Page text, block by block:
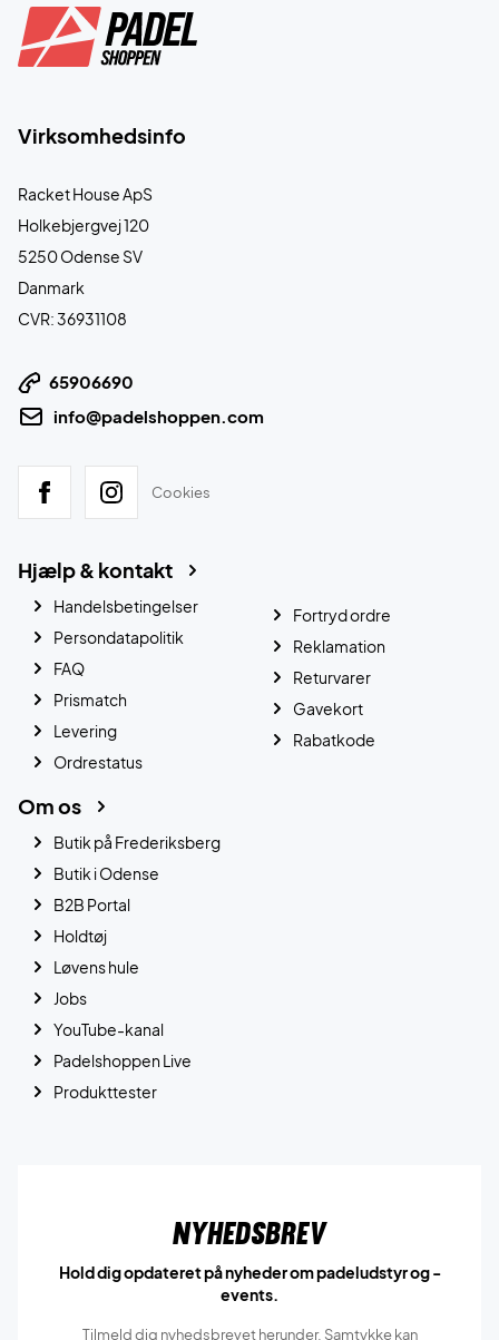
Virksomhedsinfo
Racket House ApS
Holkebjergvej 120
5250 Odense SV
Danmark
CVR: 36931108
65906690
info@padelshoppen.com
Cookies
Hjælp & kontakt
Handelsbetingelser
Persondatapolitik
FAQ
Prismatch
Levering
Ordrestatus
Fortryd ordre
Reklamation
Returvarer
Gavekort
Rabatkode
Om os
Butik på Frederiksberg
Butik i Odense
B2B Portal
Holdtøj
Løvens hule
Jobs
YouTube-kanal
Padelshoppen Live
Produkttester
Nyhedsbrev
Hold dig opdateret på nyheder om padeludstyr og -
events.
Tilmeld dig nyhedsbrevet herunder. Samtykke kan